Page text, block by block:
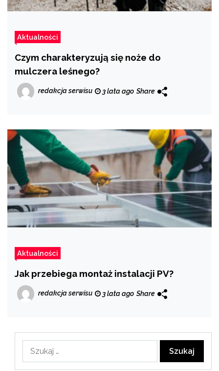
Aktualności
Czym charakteryzują się noże do
mulczera leśnego?
redakcja serwisu 3 lata ago Share
Aktualności
Jak przebiega montaż instalacji PV?
redakcja serwisu 3 lata ago Share